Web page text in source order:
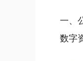
一、
数字